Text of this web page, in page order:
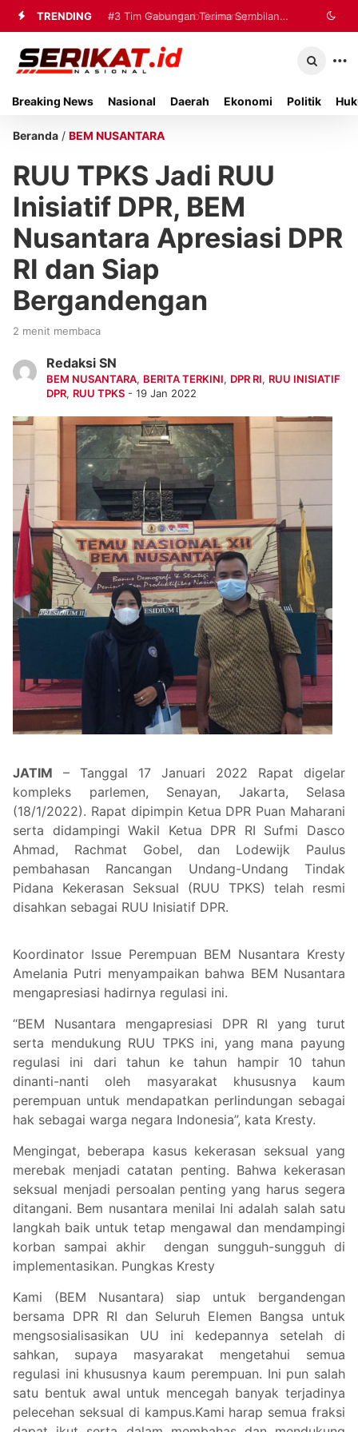
TRENDING #2 Perkimhub Sumenep
Matangkan Pelaksanaan RTLH 2026,
#3 Tim Gabungan Terima Sembilan
Korban Evakuasi KM Mutiara Sentosa
Breaking News Nasional Daerah Ekonomi Politik
Beranda / BEM NUSANTARA
RUU TPKS Jadi RUU
Inisiatif DPR, BEM
Nusantara Apresiasi DPR
RI dan Siap
Bergandengan
2 menit membaca
Redaksi SN
BEM NUSANTARA, BERITA TERKINI, DPR RI, RUU INISIATIF
DPR, RUU TPKS - 19 Jan 2022
JATIM – Tanggal 17 Januari 2022 Rapat digelar
kompleks parlemen, Senayan, Jakarta, Selasa
(18/1/2022). Rapat dipimpin Ketua DPR Puan Maharani
serta didampingi Wakil Ketua DPR RI Sufmi Dasco
Ahmad, Rachmat Gobel, dan Lodewijk Paulus
pembahasan Rancangan Undang-Undang Tindak
Pidana Kekerasan Seksual (RUU TPKS) telah resmi
disahkan sebagai RUU Inisiatif DPR.
Koordinator Issue Perempuan BEM Nusantara Kresty
Amelania Putri menyampaikan bahwa BEM Nusantara
mengapresiasi hadirnya regulasi ini.
“BEM Nusantara mengapresiasi DPR RI yang turut
serta mendukung RUU TPKS ini, yang mana payung
regulasi ini dari tahun ke tahun hampir 10 tahun
dinanti-nanti oleh masyarakat khususnya kaum
perempuan untuk mendapatkan perlindungan sebagai
hak sebagai warga negara Indonesia”, kata Kresty.
Mengingat, beberapa kasus kekerasan seksual yang
merebak menjadi catatan penting. Bahwa kekerasan
seksual menjadi persoalan penting yang harus segera
ditangani. Bem nusantara menilai Ini adalah salah satu
langkah baik untuk tetap mengawal dan mendampingi
korban sampai akhir dengan sungguh-sungguh di
implementasikan. Pungkas Kresty
Kami (BEM Nusantara) siap untuk bergandengan
bersama DPR RI dan Seluruh Elemen Bangsa untuk
mengsosialisasikan UU ini kedepannya setelah di
sahkan, supaya masyarakat mengetahui semua
regulasi ini khususnya kaum perempuan. Ini pun salah
satu bentuk awal untuk mencegah banyak terjadinya
pelecehan seksual di kampus.Kami harap semua fraksi